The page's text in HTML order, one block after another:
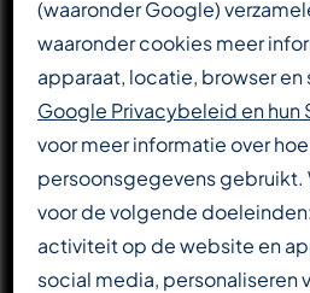
Totaalleverancier voor de
DOWNLOAD
LEES VERDER OVER T-REX
(waaronder Google)
waaronder cookies meer
apparaat, locatie, browser
Google Privacybeleid en hun
voor meer informatie over
persoonsgegevens
voor de volgende
activiteit op de website en
social media, personaliseren